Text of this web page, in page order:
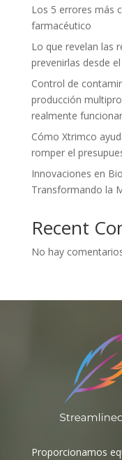
Los 5 errores más
farmacéutico
Lo que revelan las
prevenirlas desde
Control de
producción
realmente
Cómo Xtrimco
romper el
Innovaciones en
Transformando la
Recent
No hay
Proporcionamos